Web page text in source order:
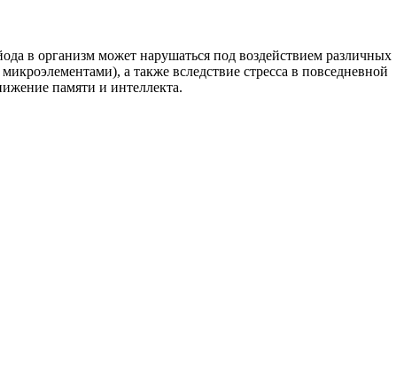
в организм может нарушаться под воздействием различных
а также вследствие стресса в повседневной
памяти и интеллекта.